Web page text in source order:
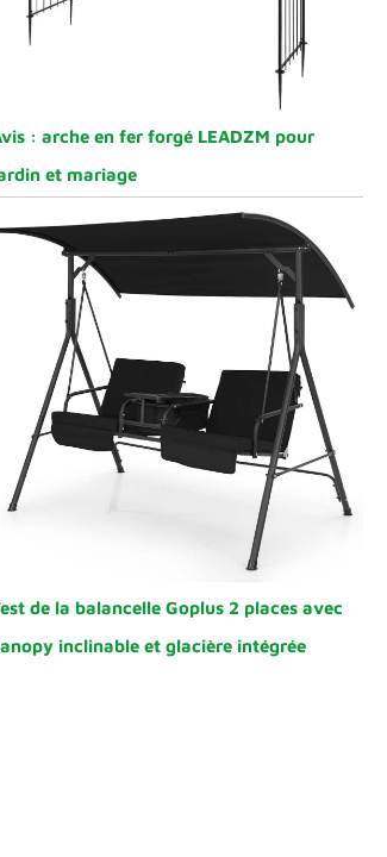
: arche en fer forgé LEADZM pour
et mariage
de la balancelle Goplus 2 places avec
inclinable et glacière intégrée